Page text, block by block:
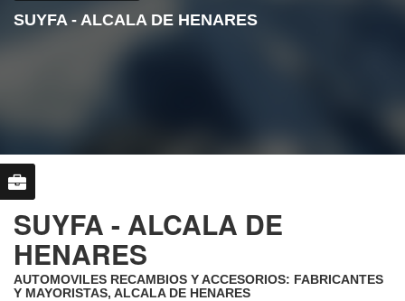
SUYFA - ALCALA DE HENARES
SUYFA - ALCALA DE
HENARES
AUTOMOVILES RECAMBIOS Y ACCESORIOS: FABRICANTES
Y MAYORISTAS, ALCALA DE HENARES